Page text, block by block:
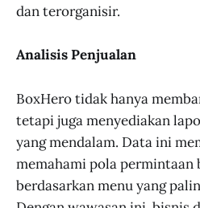
dan terorganisir.
Analisis Penjualan
BoxHero tidak hanya
tetapi juga menyediakan
yang mendalam. Data ini
memahami pola permintaan
berdasarkan menu yang